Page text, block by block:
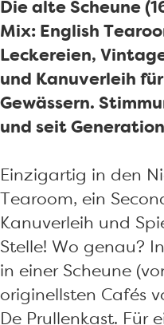
n
k
a
s
t
l
e
n
k
a
s
n
k
a
s
t
l
l
e
n
k
a
t
o
k
D
a
s
P
u
l
l
e
n
k
a
Die alte Scheune
Mix: English
Leckereien,
und Kanuverleih
Gewässern.
und seit
Einzigartig in den
Tearoom, ein
Kanuverleih und
Stelle! Wo genau?
in einer Scheune
originellsten Cafés
De Prullenkast. Für